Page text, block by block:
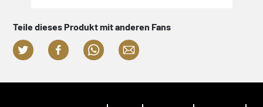
Teile dieses Produkt mit anderen Fans